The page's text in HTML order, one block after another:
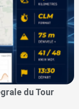
du Tour